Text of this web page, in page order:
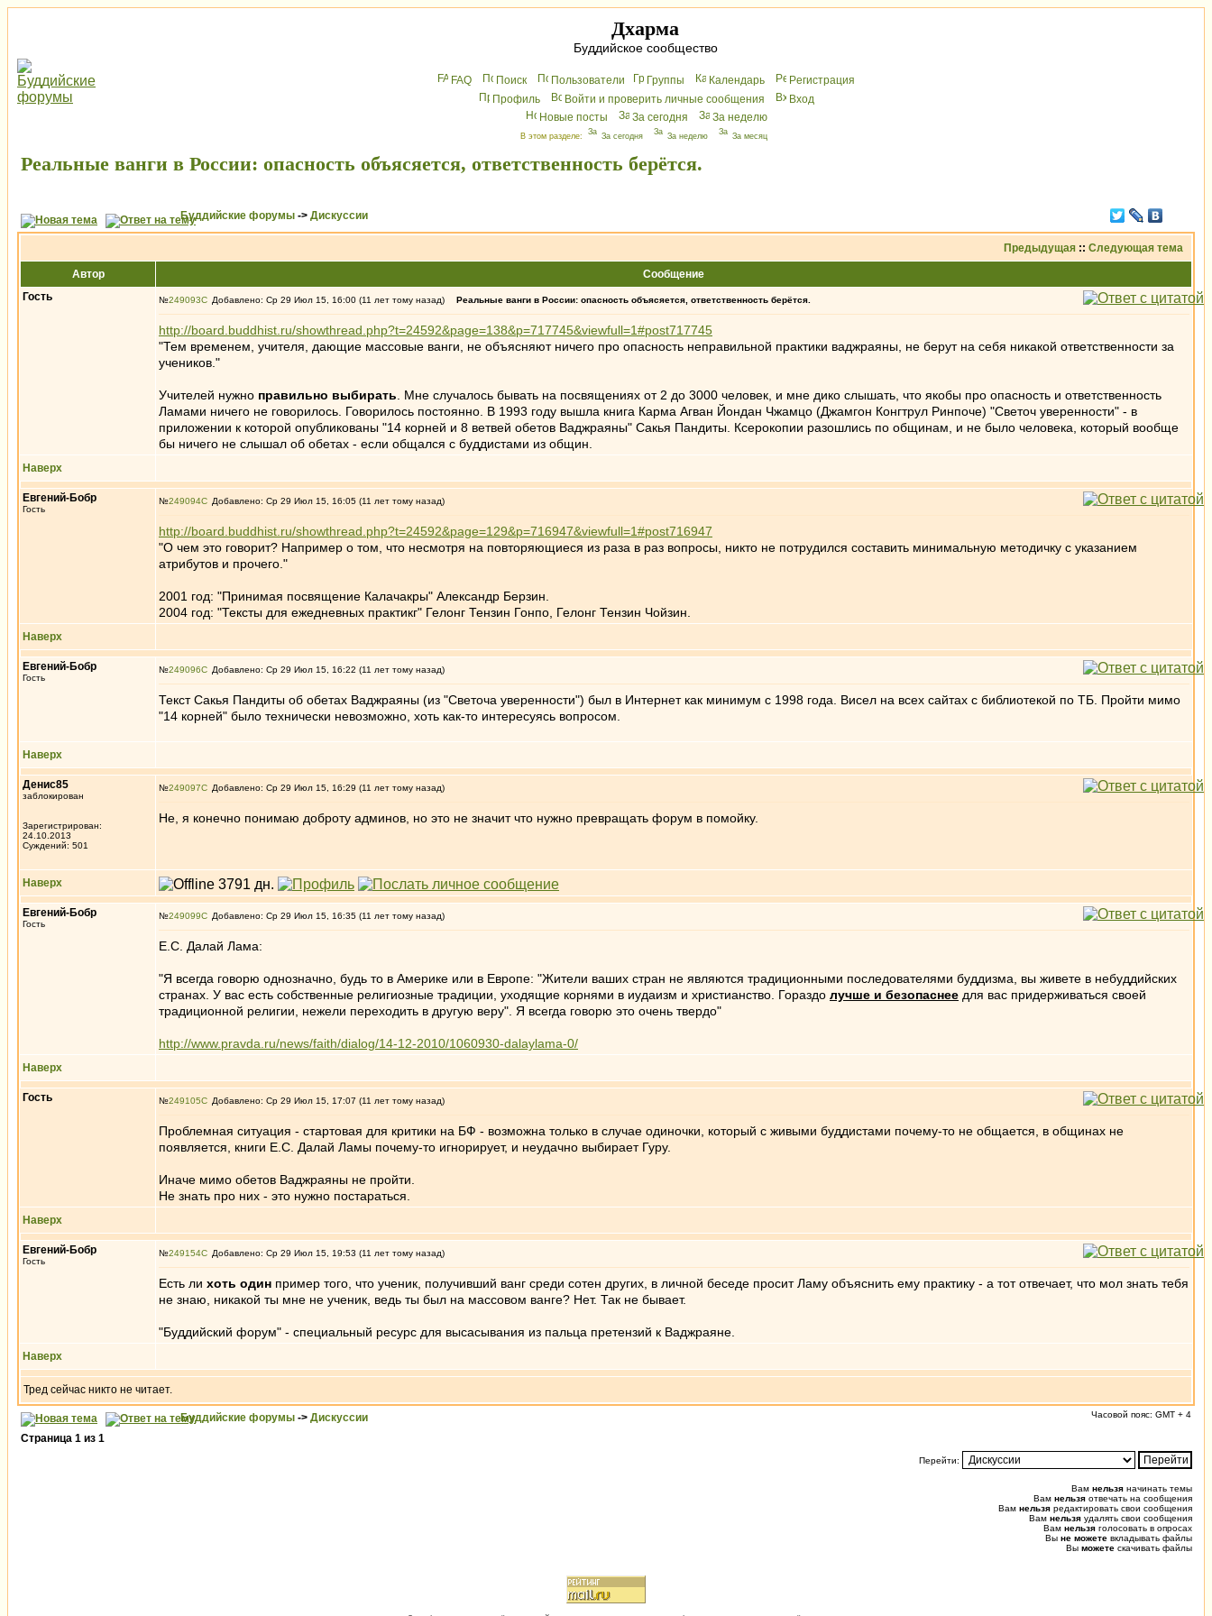
Дхарма
Буддийское сообщество
FAQ Поиск Пользователи Группы Календарь
Peгиcтрaция
Профиль
Войти и проверить личные сообщения
Вхoд
Новые посты
За сегодня За неделю
В этом разделе: За сегодня За неделю За месяц
Реальные ванги в России: опасность объясяется, ответственность берётся.
Буддийские форумы -> Дискуссии
Предыдущая :: Следующая тема
Автор
Сообщение
Гость
№249093 Добавлено: Ср 29 Июл 15, 16:00 (11 лет тому назад) Реальные ванги в России: опасность объясяется, ответственность берётся.
http://board.buddhist.ru/showthread.php?t=24592&page=138&p=717745&viewfull=1#post717745
"Тем временем, учителя, дающие массовые ванги, не объясняют ничего про опасность неправильной практики ваджраяны, не берут на себя никакой ответственности за
учеников."
Учителей нужно правильно выбирать . Мне случалось бывать на посвящениях от 2 до 3000 человек, и мне дико слышать, что якобы про опасность и ответственность
Ламами ничего не говорилось. Говорилось постоянно. В 1993 году вышла книга Карма Агван Йондан Чжамцо (Джамгон Конгтрул Ринпоче) "Светоч уверенности" - в
приложении к которой опубликованы "14 корней и 8 ветвей обетов Ваджраяны" Сакья Пандиты. Ксерокопии разошлись по общинам, и не было человека, который вообще
бы ничего не слышал об обетах - если общался с буддистами из общин.
Наверх
Евгений-Бобр
Гость
№249094 Добавлено: Ср 29 Июл 15, 16:05 (11 лет тому назад)
http://board.buddhist.ru/showthread.php?t=24592&page=129&p=716947&viewfull=1#post716947
"О чем это говорит? Например о том, что несмотря на повторяющиеся из раза в раз вопросы, никто не потрудился составить минимальную методичку с указанием
атрибутов и прочего."
2001 год: "Принимая посвящение Калачакры" Александр Берзин.
2004 год: "Тексты для ежедневных практикг" Гелонг Тензин Гонпо, Гелонг Тензин Чойзин.
Наверх
Евгений-Бобр
Гость
№249096 Добавлено: Ср 29 Июл 15, 16:22 (11 лет тому назад)
Текст Сакья Пандиты об обетах Ваджраяны (из "Светоча уверенности") был в Интернет как минимум с 1998 года. Висел на всех сайтах с библиотекой по ТБ. Пройти мимо
"14 корней" было технически невозможно, хоть как-то интересуясь вопросом.
Наверх
Денис85
заблокирован
Зарегистрирован:
24.10.2013
Суждений: 501
№249097 Добавлено: Ср 29 Июл 15, 16:29 (11 лет тому назад)
Не, я конечно понимаю доброту админов, но это не значит что нужно превращать форум в помойку.
Наверх
Евгений-Бобр
Гость
№249099 Добавлено: Ср 29 Июл 15, 16:35 (11 лет тому назад)
Е.С. Далай Лама:
"Я всегда говорю однозначно, будь то в Америке или в Европе: "Жители ваших стран не являются традиционными последователями буддизма, вы живете в небуддийских
странах. У вас есть собственные религиозные традиции, уходящие корнями в иудаизм и христианство. Гораздо лучше и безопаснее для вас придерживаться своей
традиционной религии, нежели переходить в другую веру". Я всегда говорю это очень твердо"
http://www.pravda.ru/news/faith/dialog/14-12-2010/1060930-dalaylama-0/
Наверх
Гость №249105 Добавлено: Ср 29 Июл 15, 17:07 (11 лет тому назад)
Проблемная ситуация - стартовая для критики на БФ - возможна только в случае одиночки, который с живыми буддистами почему-то не общается, в общинах не
появляется, книги Е.С. Далай Ламы почему-то игнорирует, и неудачно выбирает Гуру.
Иначе мимо обетов Ваджраяны не пройти.
Не знать про них - это нужно постараться.
Наверх
Евгений-Бобр
Гость
№249154 Добавлено: Ср 29 Июл 15, 19:53 (11 лет тому назад)
Есть ли хоть один пример того, что ученик, получивший ванг среди сотен других, в личной беседе просит Ламу объяснить ему практику - а тот отвечает, что мол знать тебя
не знаю, никакой ты мне не ученик, ведь ты был на массовом ванге? Нет. Так не бывает.
"Буддийский форум" - специальный ресурс для высасывания из пальца претензий к Ваджраяне.
Наверх
Тред сейчас никто не читает.
Буддийские форумы -> Дискуссии Часовой пояс: GMT + 4
Страница 1 из 1
Перейти:
Вам нельзя начинать темы
Вам нельзя отвечать на сообщения
Вам нельзя редактировать свои сообщения
Вам нельзя удалять свои сообщения
Вам нельзя голосовать в опросах
Вы не можете вкладывать файлы
Вы можете скачивать файлы